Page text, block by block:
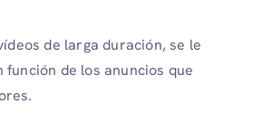
de larga duración, se le
función de los anuncios que